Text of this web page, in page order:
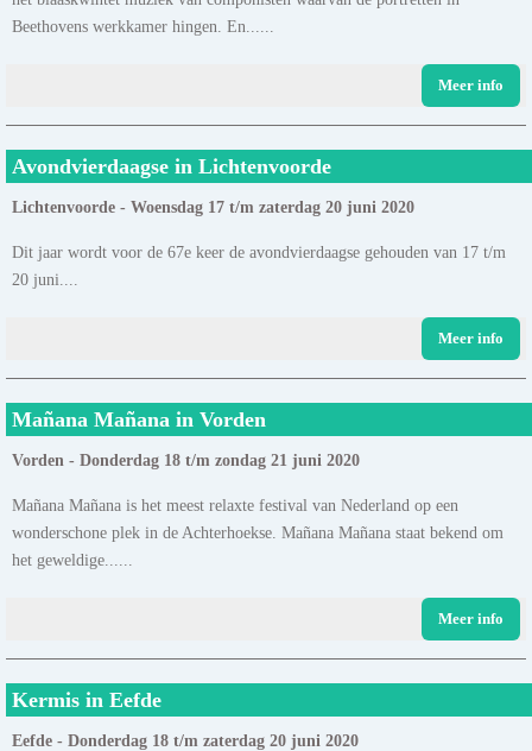
Beethovens werkkamer hingen. En......
Meer info
Avondvierdaagse in Lichtenvoorde
Lichtenvoorde - Woensdag 17 t/m zaterdag 20 juni 2020
Dit jaar wordt voor de 67e keer de avondvierdaagse gehouden van 17 t/m
20 juni....
Meer info
Mañana Mañana in Vorden
Vorden - Donderdag 18 t/m zondag 21 juni 2020
Mañana Mañana is het meest relaxte festival van Nederland op een
wonderschone plek in de Achterhoekse. Mañana Mañana staat bekend om
het geweldige......
Meer info
Kermis in Eefde
Eefde - Donderdag 18 t/m zaterdag 20 juni 2020